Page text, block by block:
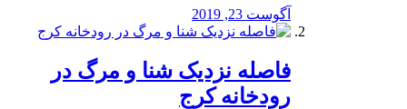
آگوست 23, 2019
️فاصله نزدیک شنا و مرگ در
رودخانه کرج